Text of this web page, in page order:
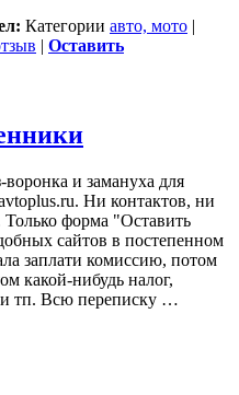
Категории авто, мото |
| Оставить
и замануха для
Ни контактов, ни
форма "Оставить
сайтов в постепенном
заплати комиссию, потом
какой-нибудь налог,
и тп. Всю переписку …